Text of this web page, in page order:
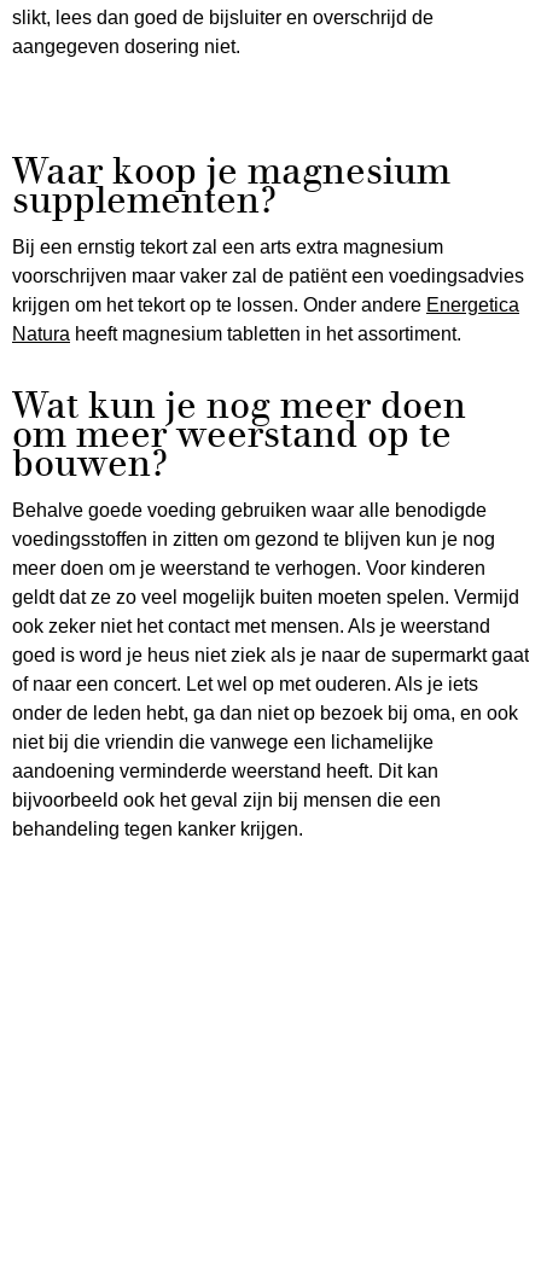
slikt, lees dan goed de bijsluiter en overschrijd de
aangegeven dosering niet.
Waar koop je magnesium
supplementen?
Bij een ernstig tekort zal een arts extra magnesium
voorschrijven maar vaker zal de patiënt een voedingsadvies
krijgen om het tekort op te lossen. Onder andere Energetica
Natura heeft magnesium tabletten in het assortiment.
Wat kun je nog meer doen
om meer weerstand op te
bouwen?
Behalve goede voeding gebruiken waar alle benodigde
voedingsstoffen in zitten om gezond te blijven kun je nog
meer doen om je weerstand te verhogen. Voor kinderen
geldt dat ze zo veel mogelijk buiten moeten spelen. Vermijd
ook zeker niet het contact met mensen. Als je weerstand
goed is word je heus niet ziek als je naar de supermarkt gaat
of naar een concert. Let wel op met ouderen. Als je iets
onder de leden hebt, ga dan niet op bezoek bij oma, en ook
niet bij die vriendin die vanwege een lichamelijke
aandoening verminderde weerstand heeft. Dit kan
bijvoorbeeld ook het geval zijn bij mensen die een
behandeling tegen kanker krijgen.